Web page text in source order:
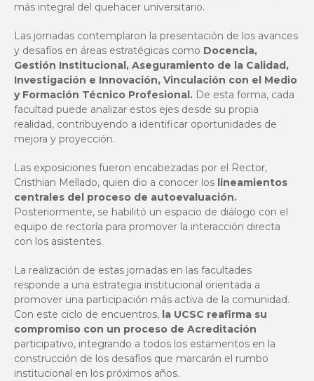
más integral del quehacer universitario.
Las jornadas contemplaron la presentación de los avances
y desafíos en áreas estratégicas como Docencia,
Gestión Institucional, Aseguramiento de la Calidad,
Investigación e Innovación, Vinculación con el Medio
y Formación Técnico Profesional. De esta forma, cada
facultad puede analizar estos ejes desde su propia
realidad, contribuyendo a identificar oportunidades de
mejora y proyección.
Las exposiciones fueron encabezadas por el Rector,
Cristhian Mellado, quien dio a conocer los lineamientos
centrales del proceso de autoevaluación.
Posteriormente, se habilitó un espacio de diálogo con el
equipo de rectoría para promover la interacción directa
con los asistentes.
La realización de estas jornadas en las facultades
responde a una estrategia institucional orientada a
promover una participación más activa de la comunidad.
Con este ciclo de encuentros, la UCSC reafirma su
compromiso con un proceso de Acreditación
participativo, integrando a todos los estamentos en la
construcción de los desafíos que marcarán el rumbo
institucional en los próximos años.